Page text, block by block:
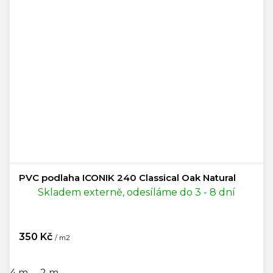
PVC podlaha ICONIK 240 Classical Oak Natural
Skladem externě, odesíláme do 3 - 8 dní
350 Kč / m2